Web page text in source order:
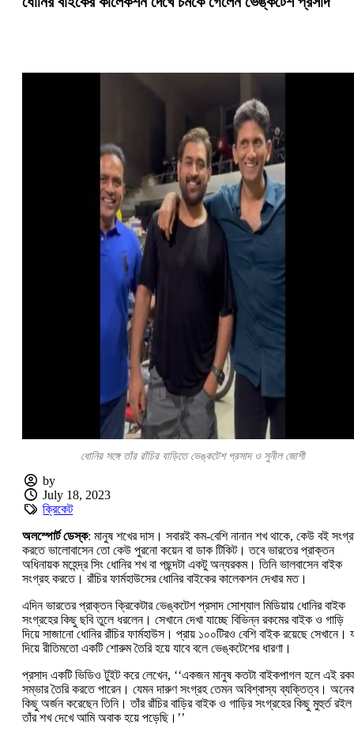
ধোনির সঙ্গে তাঁর রাঁচির বাড়িতে ভেঙ্কটেশ প্রসাদ ও সুনীল জোশী
by
July 18, 2023
ক্রিকেট
অলস্পোর্ট ডেস্ক: মানুষ শখের দাস। সবারই কম-বেশি নানান শখ থাকে, কেউ বই
করতে ভালোবাসেন তো কেউ পুরনো কয়েন বা ডাক টিকিট। তবে ভারতের প্রাক্তন
অধিনায়ক মহেন্দ্র সিং ধোনির শখ বা পছন্দটা একটু অন্যরকম। তিনি ভালবাসেন বাইক
সংগ্রহ করতে। রাঁচির ফার্মহাউসের ধোনির বাইকের কালেকশন দেখার মত।
এদিন ভারতের প্রাক্তন ক্রিকেটার ভেঙ্কটেশ প্রসাদ সোশ্যাল মিডিয়ায় ধোনির বাইক
সংগ্রহের কিছু ছবি তুলে ধরলেন। সেখানে দেখা যাচ্ছে বিভিন্ন রকমের বাইক ও গাড়ি
দিয়ে সাজানো ধোনির রাঁচির ফার্মহাউস। প্রায় ১০০টিরও বেশি বাইক রয়েছে সেখানে।
দিয়ে রীতিমতো একটি শোরুম তৈরি হয়ে যাবে বলে ভেঙ্কটেশের ধারণা।
প্রসাদ একটি ভিডিও টুইট করে লেখেন, ‘‘একজন মানুষ কতটা বাইকপাগল হলে এই
সম্ভার তৈরি করতে পারেন। যেমন দারুণ সংগ্রহ তেমন অবিশ্বাস্য ব্যক্তিত্ব।
কিছু অর্জন করেছেন তিনি। তাঁর রাঁচির বাড়ির বাইক ও গাড়ির সংগ্রহের কিছু মুহুর্ত
তাঁর শখ দেখে আমি অবাক হয়ে পড়েছি।’’